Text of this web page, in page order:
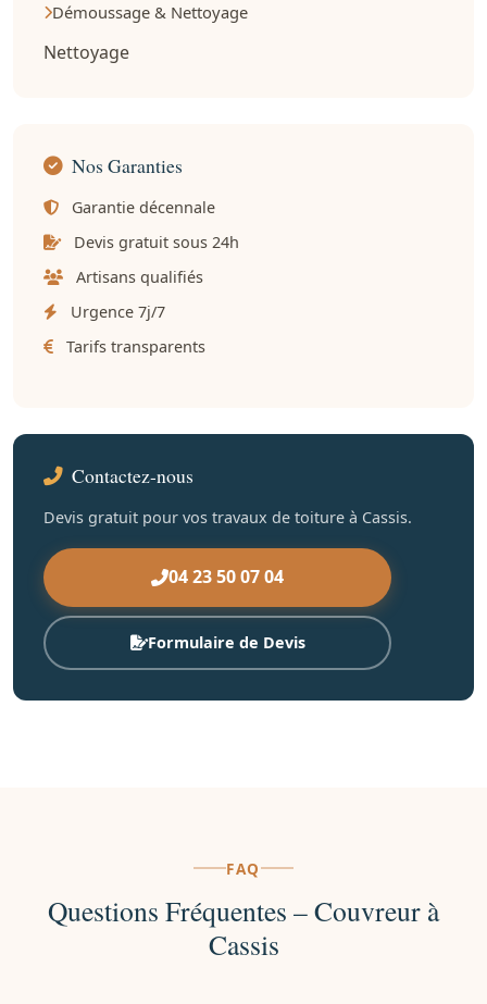
Démoussage & Nettoyage
Nettoyage
Nos Garanties
Garantie décennale
Devis gratuit sous 24h
Artisans qualifiés
Urgence 7j/7
Tarifs transparents
Contactez-nous
Devis gratuit pour vos travaux de toiture à Cassis.
04 23 50 07 04
Formulaire de Devis
FAQ
Questions Fréquentes – Couvreur à
Cassis